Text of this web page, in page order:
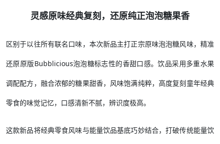
灵感原味经典复刻，还原纯正泡泡糖果香
区别于以往所有联名口味，本次新品主打正宗原味泡泡糖风味，精准
还原原版Bubblicious泡泡糖标志性的香甜口感。饮品采用多重水果
调配配方，融合浓郁的糖果甜香，风味饱满纯粹，高度复刻童年经典
零食的味觉记忆，口感清新不腻，辨识度极高。
这款新品将经典零食风味与能量饮品基底巧妙结合，打破传统能量饮